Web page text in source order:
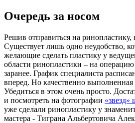
Очередь за носом
Решив отправиться на ринопластику,
Существует лишь одно неудобство,
желающие сделать пластику у
области ринопластики – на операцию
заранее. График специалиста
вперед. Но качественно выполненная
Убедиться в этом очень просто.
и посмотреть на фотографии «звезд»
уже сделали ринопластику у
мастера - Тиграна Альбертовича